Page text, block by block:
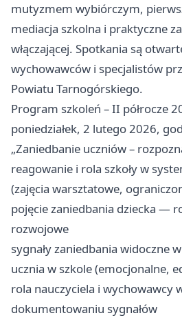
mutyzmem wybiórczym,
mediacja szkolna i praktyczne
włączającej. Spotkania są
wychowawców i specjalistów
Powiatu Tarnogórskiego.
Program szkoleń – II półrocze
poniedziałek, 2 lutego 2026,
„Zaniedbanie uczniów –
reagowanie i rola szkoły w
(zajęcia warsztatowe,
pojęcie zaniedbania dziecka —
rozwojowe
sygnały zaniedbania widoczne
ucznia w szkole (emocjonalne,
rola nauczyciela i wychowawcy
dokumentowaniu sygnałów